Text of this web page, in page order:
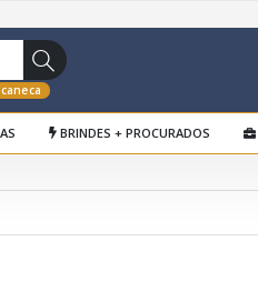
caneca
BRINDES + PROCURADOS